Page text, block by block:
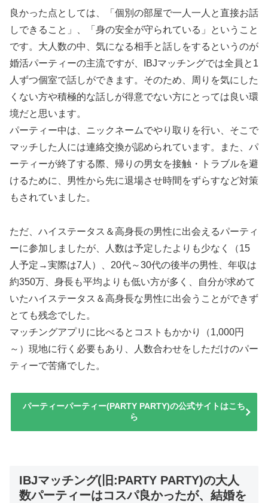
良かった点としては、「個別の部屋で一人一人と直接お話
しできること」、「身の安全が守られている」ということ
です。大人数の中、気になる相手と話しをするというのが
婚活パーティーの主流ですが、IBJマッチングでは全員と1
人ずつ個室で話しができます。そのため、周りを気にした
くない方や積極的な話しが得意でない方にとっては良い環
境だと思います。
パーティー中は、ニックネームでやり取りを行い、そこで
マッチした人には連絡交換が認められています。また、パ
ーティーが終了する際、帰りの男女を接触・トラブルを避
けるために、男性から先に退場させ時間をずらすなど対策
もされていました。
ただ、ハイステータス＆高身長の男性に出会えるパーティ
ーに参加しましたが、人数は予定したよりも少なく（15
人予定→実際は7人）、20代～30代の後半の男性、年収は
約350万、身長も平均よりも低い方が多く、自分が求めて
いたハイステータス＆高身長な男性に出会うことができず
とても残念でした。
マッチングアプリに比べるとコストもかかり（1,000円
～）現地に行く必要もあり、人数合わせをしただけのパー
ティーで苦痛でした。
パーティーパーティー(PARTY PARTY)の公式サイトはこち
ら
IBJマッチング(旧:PARTY PARTY)の大人
数パーティーはコスパ良かったが、結婚を